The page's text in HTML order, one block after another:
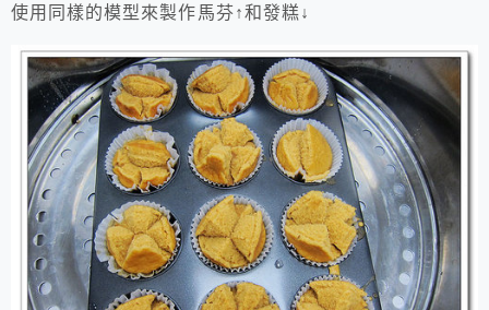
使用同樣的模型來製作馬芬↑和發糕↓